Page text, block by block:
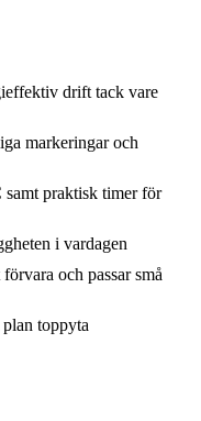
drift tack vare
markeringar och
samt praktisk timer för
i vardagen
och passar små
toppyta